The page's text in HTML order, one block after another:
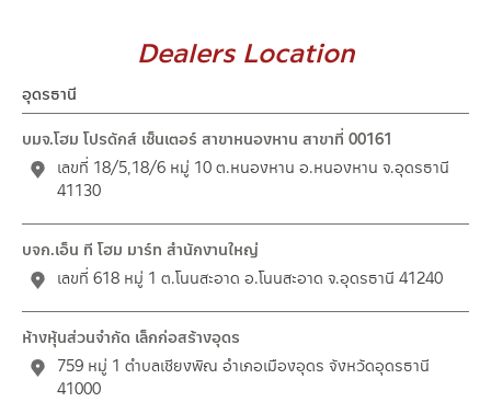
Dealers Location
อุดรธานี
บมจ.โฮม โปรดักส์ เซ็นเตอร์ สาขาหนองหาน สาขาที่ 00161
เลขที่ 18/5,18/6 หมู่ 10 ต.หนองหาน อ.หนองหาน จ.อุดรธานี
41130
บจก.เอ็น ที โฮม มาร์ท สำนักงานใหญ่
เลขที่ 618 หมู่ 1 ต.โนนสะอาด อ.โนนสะอาด จ.อุดรธานี 41240
ห้างหุ้นส่วนจำกัด เล็กก่อสร้างอุดร
759 หมู่ 1 ตำบลเชียงพิณ อำเภอเมืองอุดร จังหวัดอุดรธานี
41000